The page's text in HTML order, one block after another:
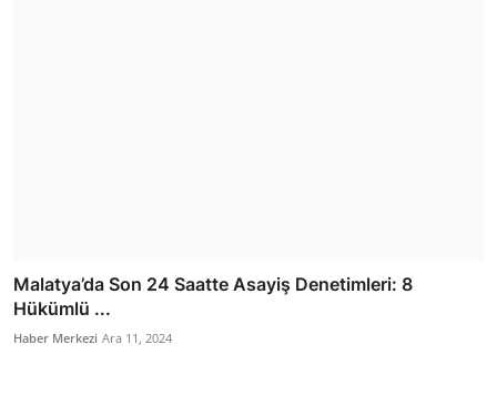
Malatya’da Son 24 Saatte Asayiş Denetimleri: 8
Hükümlü ...
Haber Merkezi Ara 11, 2024